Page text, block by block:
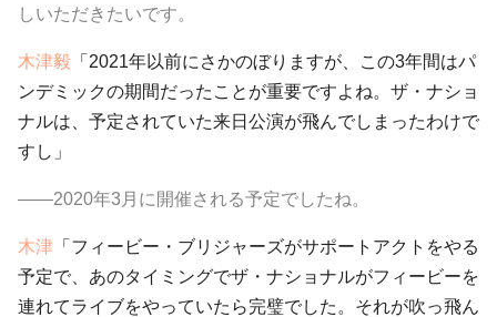
しいただきたいです。
木津毅 「2021年以前にさかのぼりますが、この3年間はパ
ンデミックの期間だったことが重要ですよね。ザ・ナショ
ナルは、予定されていた来日公演が飛んでしまったわけで
すし」
――2020年3月に開催される予定でしたね。
木津 「フィービー・ブリジャーズがサポートアクトをやる
予定で、あのタイミングでザ・ナショナルがフィービーを
連れてライブをやっていたら完璧でした。それが吹っ飛ん